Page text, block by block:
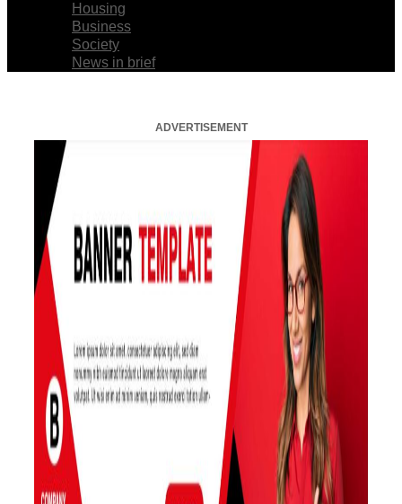
Housing
Business
Society
News in brief
ADVERTISEMENT